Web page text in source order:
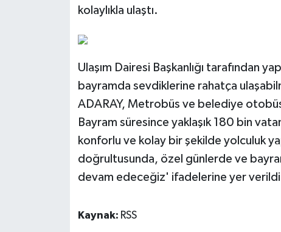
kolaylıkla ulaştı.
Ulaşım Dairesi Başkanlığı tarafından
bayramda sevdiklerine rahatça
ADARAY, Metrobüs ve belediye
Bayram süresince yaklaşık 180 bin
konforlu ve kolay bir şekilde yolculuk
doğrultusunda, özel günlerde ve
devam edeceğiz' ifadelerine yer
Kaynak: RSS